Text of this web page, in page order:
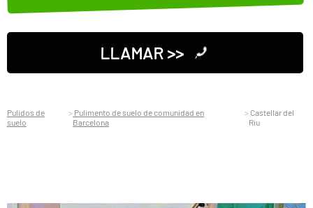
LLAMAR >>
Pulidos de
suelo
Pulimento de suelo de comunidad en
Barcelona
Castellar del
Riu